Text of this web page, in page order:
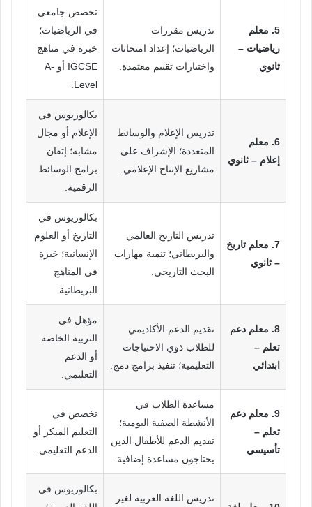
5. معلم
رياضيات –
ثانوي
تدريس مقررات
الرياضيات؛ إعداد امتحانات
واختبارات تقييم معتمدة.
تخصص جامعي
في الرياضيات؛
خبرة في مناهج
IGCSE أو A-
Level.
6. معلم
إعلام – ثانوي
تدريس الإعلام والوسائط
المتعددة؛ الإشراف على
مشاريع الإنتاج الإعلامي.
بكالوريوس في
الإعلام أو مجال
مشابه؛ إتقان
برامج الوسائط
الرقمية.
7. معلم تاريخ
– ثانوي
تدريس التاريخ العالمي
والبريطاني؛ تنمية مهارات
البحث التاريخي.
بكالوريوس في
التاريخ أو العلوم
الإنسانية؛ خبرة
في المناهج
البريطانية.
8. معلم دعم
تعلم –
ابتدائي
تقديم الدعم الأكاديمي
للطلاب ذوي الاحتياجات
التعليمية؛ تنفيذ برامج دمج.
مؤهل في
التربية الخاصة
أو الدعم
التعليمي.
9. معلم دعم
تعلم –
تأسيسي
مساعدة الطلاب في
الأنشطة الصفية اليومية؛
تقديم الدعم للأطفال الذين
يحتاجون مساعدة إضافية.
تخصص في
التعليم المبكر أو
الدعم التعليمي.
تدريس اللغة العربية لغير
بكالوريوس في